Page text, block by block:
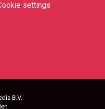
settings
B.V.